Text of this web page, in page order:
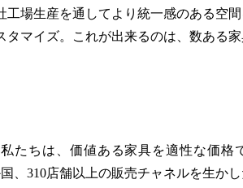
場生産を通してより統一感のある空
マイズ。これが出来るのは、数ある
たちは、価値ある家具を適性な価格
、310店舗以上の販売チャネルを生か